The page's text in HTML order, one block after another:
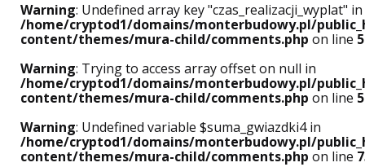
Warning: Undefined array key "czas_realizacji_wyplat" in
/home/cryptod1/domains/monterbudowy.pl/
content/themes/mura-child/comments.php on line
Warning: Trying to access array offset on null in
/home/cryptod1/domains/monterbudowy.pl/
content/themes/mura-child/comments.php on line
Warning: Undefined variable $suma_gwiazdki4 in
/home/cryptod1/domains/monterbudowy.pl/
content/themes/mura-child/comments.php on line